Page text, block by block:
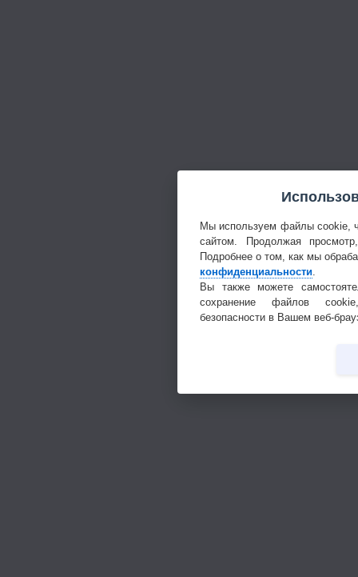
Мы используем файлы cookie,
сайтом. Продолжая
Подробнее о том, как мы
конфиденциальности
Вы также можете
сохранение файлов
безопасности в Вашем веб-